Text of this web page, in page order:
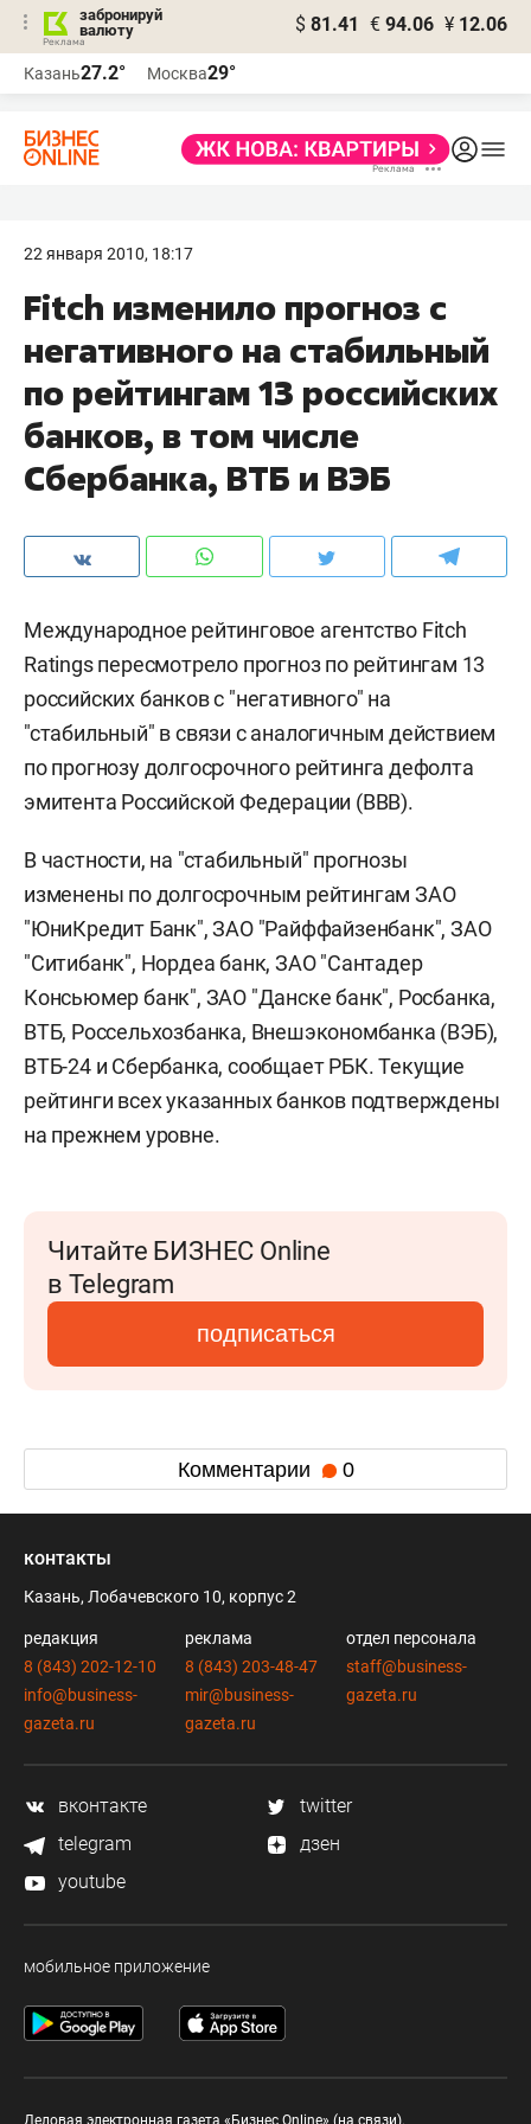
забронируй
валюту
$ 81.41 € 94.06 ¥ 12.06
Казань27.2° Москва29°
22 января 2010, 18:17
Fitch изменило прогноз с
негативного на стабильный
по рейтингам 13 российских
банков, в том числе
Сбербанка, ВТБ и ВЭБ
Международное рейтинговое агентство Fitch
Ratings пересмотрело прогноз по рейтингам 13
российских банков с "негативного" на
"стабильный" в связи с аналогичным действием
по прогнозу долгосрочного рейтинга дефолта
эмитента Российской Федерации (BBB).
В частности, на "стабильный" прогнозы
изменены по долгосрочным рейтингам ЗАО
"ЮниКредит Банк", ЗАО "Райффайзенбанк", ЗАО
"Ситибанк", Нордеа банк, ЗАО "Сантадер
Консьюмер банк", ЗАО "Данске банк", Росбанка,
ВТБ, Россельхозбанка, Внешэкономбанка (ВЭБ),
ВТБ-24 и Сбербанка, сообщает РБК. Текущие
рейтинги всех указанных банков подтверждены
на прежнем уровне.
Читайте БИЗНЕС Online
в Telegram
подписаться
Комментарии 0
контакты
Казань, Лобачевского 10, корпус 2
редакция
8 (843) 202-12-10
info@business-
gazeta.ru
реклама
8 (843) 203-48-47
mir@business-
gazeta.ru
отдел персонала
staff@business-
gazeta.ru
вконтакте
twitter
telegram
дзен
youtube
мобильное приложение
Деловая электронная газета «Бизнес Online» (на связи).